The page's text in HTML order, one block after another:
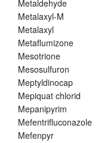
Metaldehyde
Metalaxyl-M
Metalaxyl
Metaflumizone
Mesotrione
Mesosulfuron
Meptyldinocap
Mepiquat chlorid
Mepanipyrim
Mefentrifluconazole
Mefenpyr